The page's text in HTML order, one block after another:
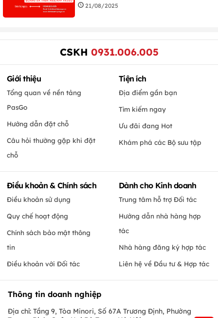
21/08/2025
CSKH 0931.006.005
Giới thiệu
Tổng quan về nền tảng
PasGo
Hướng dẫn đặt chỗ
Câu hỏi thường gặp khi đặt
chỗ
Tiện ích
Địa điểm gần bạn
Tìm kiếm ngay
Ưu đãi đang Hot
Khám phá các Bộ sưu tập
Điều khoản & Chính sách
Điều khoản sử dụng
Quy chế hoạt động
Chính sách bảo mật thông
tin
Điều khoản với Đối tác
Dành cho Kinh doanh
Trung tâm hỗ trợ Đối tác
Hướng dẫn nhà hàng hợp
tác
Nhà hàng đăng ký hợp tác
Liên hệ về Đầu tư & Hợp tác
Thông tin doanh nghiệp
Địa chỉ: Tầng 9, Tòa Minori, Số 67A Trương Định, Phường